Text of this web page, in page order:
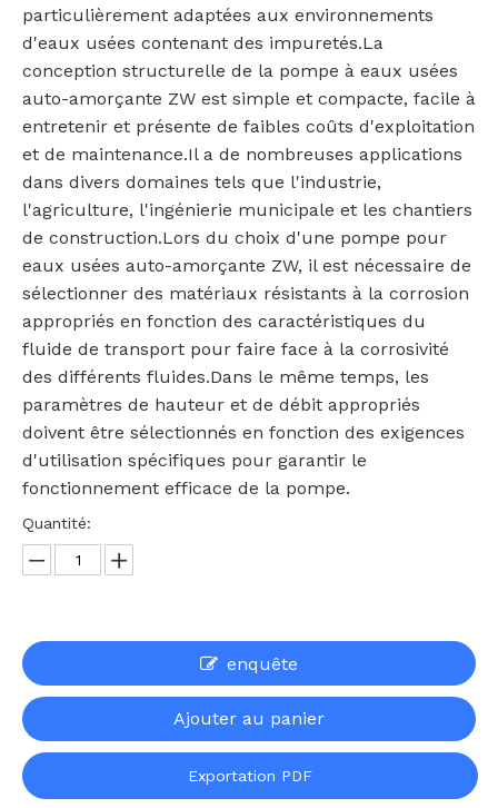
particulièrement adaptées aux environnements
d'eaux usées contenant des impuretés.La
conception structurelle de la pompe à eaux usées
auto-amorçante ZW est simple et compacte, facile à
entretenir et présente de faibles coûts d'exploitation
et de maintenance.Il a de nombreuses applications
dans divers domaines tels que l'industrie,
l'agriculture, l'ingénierie municipale et les chantiers
de construction.Lors du choix d'une pompe pour
eaux usées auto-amorçante ZW, il est nécessaire de
sélectionner des matériaux résistants à la corrosion
appropriés en fonction des caractéristiques du
fluide de transport pour faire face à la corrosivité
des différents fluides.Dans le même temps, les
paramètres de hauteur et de débit appropriés
doivent être sélectionnés en fonction des exigences
d'utilisation spécifiques pour garantir le
fonctionnement efficace de la pompe.
Quantité:
enquête
Ajouter au panier
Exportation PDF